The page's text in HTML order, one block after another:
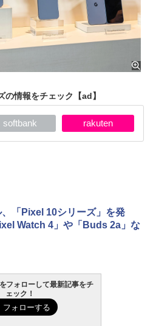
の情報をチェック 【ad】
softbank rakuten
、「Pixel 10シリーズ」を発
Watch 4」や「Buds 2a」な
フォローして最新記事をチ
ェック！